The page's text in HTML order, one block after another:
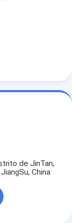
de JinTan,
China